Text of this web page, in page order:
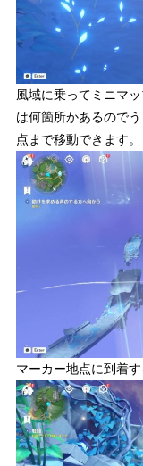
風域に乗ってミニマ
は何箇所かあるので
点まで移動できます。
マーカー地点に到着